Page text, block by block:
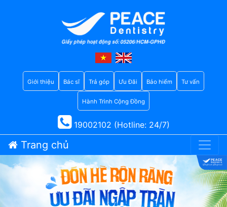
Giới thiệu Bác sĩ Trả góp Ưu Đãi Bảo hiểm Tư vấn
Hành Trình Cộng Đồng
19002102 (Hotline: 24/7)
Trang chủ